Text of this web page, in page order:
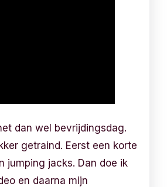
dan wel bevrijdingsdag.
getraind. Eerst een korte
jumping jacks. Dan doe ik
en daarna mijn